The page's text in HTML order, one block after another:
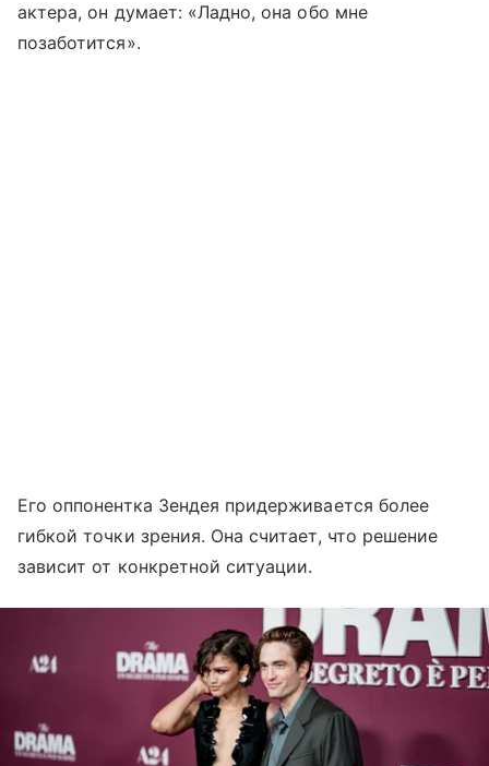
актера, он думает: «Ладно, она обо мне
позаботится».
Его оппонентка Зендея придерживается более
гибкой точки зрения. Она считает, что решение
зависит от конкретной ситуации.